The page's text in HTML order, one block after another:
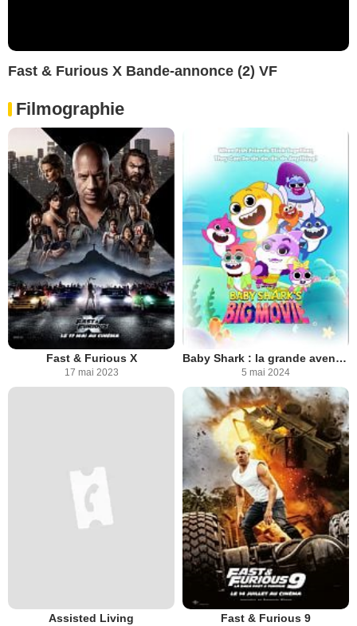
Fast & Furious X Bande-annonce (2) VF
Filmographie
Fast & Furious X
17 mai 2023
Baby Shark : la grande aventure
5 mai 2024
Assisted Living Fast & Furious 9